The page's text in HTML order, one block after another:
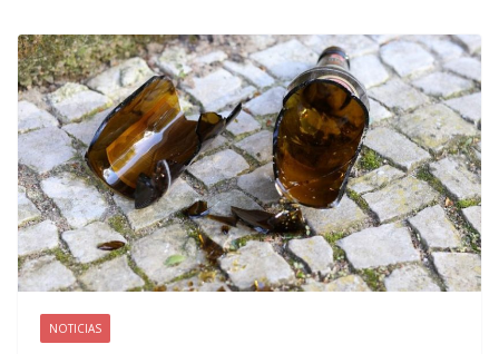
NOTICIAS